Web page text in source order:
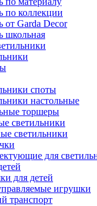
по коллекции
от Garda Decor
школьная
споты
настольные
торшеры
светильники
светильники
для
для детей
игрушки
транспорт